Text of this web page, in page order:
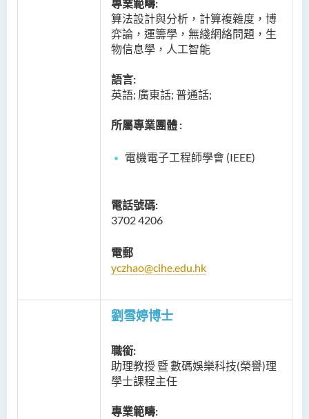
專業範疇:
算法設計與分析，計算複雜度，博
弈論，運籌學，無綫網絡問題，生
物信息學，人工智能
語言:
英語; 廣東話; 普通話;
所屬專業團體 :
電機電子工程師學會 (IEEE)
電話號碼:
3702 4206
電郵
yczhao@cihe.edu.hk
劉雪婷博士
職銜:
助理教授 暨 數碼娛樂科技(榮譽)理
學士課程主任
專業範疇: